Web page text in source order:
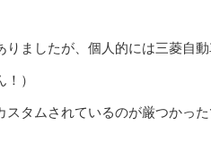
りましたが、個人的には三菱自
）
スタムされているのが厳つかっ